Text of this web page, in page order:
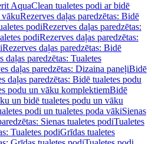
AquaClean tualetes podi ar bidē
Rezerves daļas paredzētas: Bidē
podiRezerves daļas paredzētas:
podiRezerves daļas paredzētas:
Rezerves daļas paredzētas: Bidē
daļas paredzētas: Tualetes
daļas paredzētas: Dizaina paneļiBidē
daļas paredzētas: Bidē tualetes podu
podu un vāku komplektiemBidē
un bidē tualetes podu un vāku
podi un tualetes poda vākiSienas
Sienas tualetes podiTualetes
Tualetes podiGrīdas tualetes